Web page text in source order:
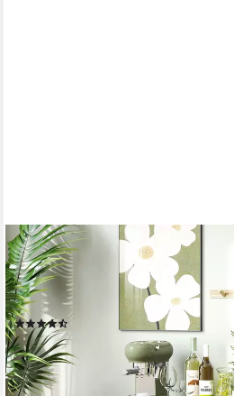
HOMCOM
Sideboard Beistellschrank mit 4
Küchenschrank
für Wohnzimmer, 105 x 40 x 76 cm,
136,90 € 249,90 €
-45%
lieferbar - in 2-3 Werktagen bei dir